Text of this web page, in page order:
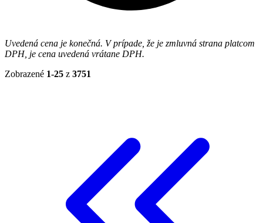
Uvedená cena je konečná. V prípade, že je zmluvná strana platcom
DPH, je cena uvedená vrátane DPH.
Zobrazené 1-25 z 3751